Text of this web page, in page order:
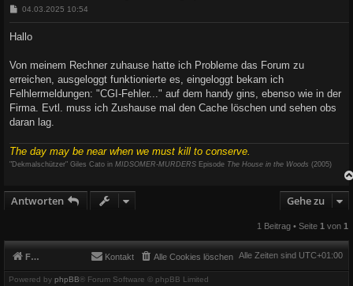
B
t
g
04.03.2025 10:54
Hallo
Von meinem Rechner zuhause hatte ich Probleme das Forum zu
erreichen, ausgeloggt funktionierte es, eingeloggt bekam ich
Felhlermeldungen: "CGI-Fehler..." auf dem handy gins, ebenso wie in der
Firma. Evtl. muss ich Zushause mal den Cache löschen und sehen obs
daran lag.
The day may be near when we must kill to conserve.
"Dekmalschützer" Giles Cato in MIDSOMER-MURDERS Episode The House in the Woods (2005)
Antworten Gehe zu
1 Beitrag • Seite 1 von 1
Foren-Übersicht Alle Zeiten sind UTC+01:00
Alle Cookies löschen
Kontakt
Powered by phpBB® Forum Software © phpBB Limited